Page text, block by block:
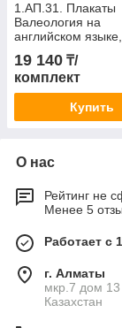
1.АП.31. Плакаты
Валеология на
английском
см, (в комплекте
19 140 ₸/
комплект
Купить
О нас
Рейтинг не
Менее 5
Работает с
г. Алматы
мкр.7 дом
Казахстан